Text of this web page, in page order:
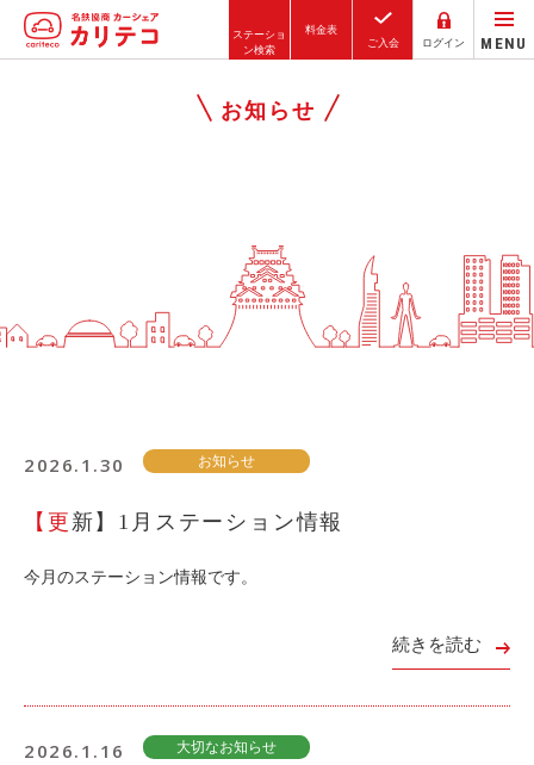
ステーショ
ン検索
料金表
ご入会
ログイン MENU
駅近／直結
コストシミュレーション
BMW/MINI
シーン別車種のご案内
お知らせ
2026.1.30 お知らせ
【更新】1月ステーション情報
今月のステーション情報です。
続きを読む
2026.1.16 大切なお知らせ